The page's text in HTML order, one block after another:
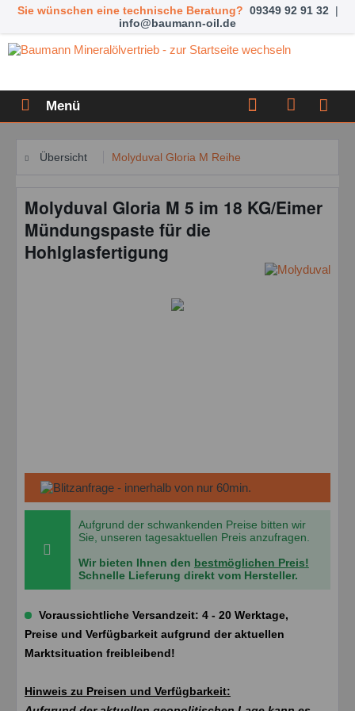
Sie wünschen eine technische Beratung? 09349 92 91 32 |
info@baumann-oil.de
Menü
Übersicht Molyduval Gloria M Reihe
Molyduval Gloria M 5 im 18 KG/Eimer
Mündungspaste für die
Hohlglasfertigung
Aufgrund der schwankenden Preise bitten wir
Sie, unseren tagesaktuellen Preis anzufragen.
Wir bieten Ihnen den bestmöglichen Preis!
Schnelle Lieferung direkt vom Hersteller.
Voraussichtliche Versandzeit: 4 - 20 Werktage,
Preise und Verfügbarkeit aufgrund der aktuellen
Marktsituation freibleibend!
Hinweis zu Preisen und Verfügbarkeit: